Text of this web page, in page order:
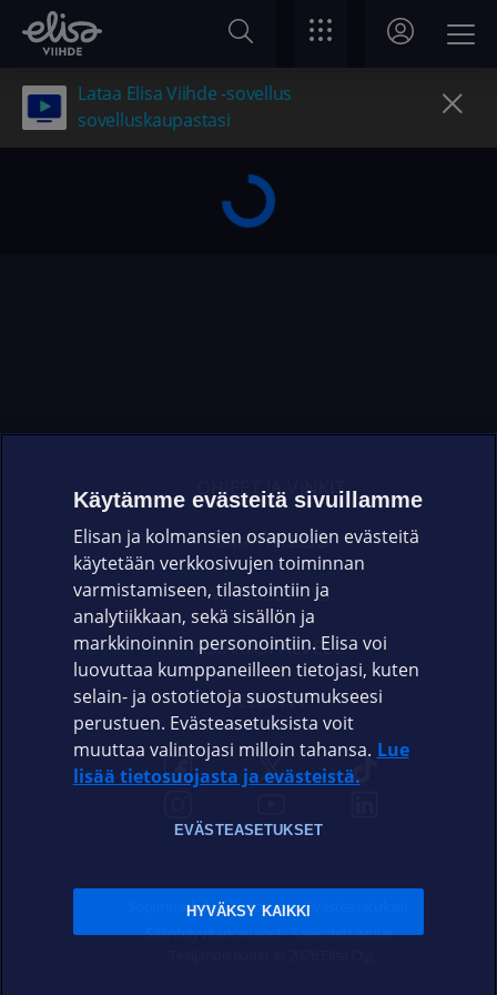
Lataa Elisa Viihde -sovellus
sovelluskaupastasi
OHJEET JA VINKIT
OMAYHTEISÖ
VIANSELVITYS
ASIAKASPALVELU
ELISA.FI
Sopimusehdot Tietosuoja Evästeasetukset
Sääntelyviranomaiset Saavutettavuus
Käytämme evästeitä sivuillamme
Elisan ja kolmansien osapuolien evästeitä
käytetään verkkosivujen toiminnan
varmistamiseen, tilastointiin ja
analytiikkaan, sekä sisällön ja
markkinoinnin personointiin. Elisa voi
luovuttaa kumppaneilleen tietojasi, kuten
selain- ja ostotietoja suostumukseesi
perustuen. Evästeasetuksista voit
muuttaa valintojasi milloin tahansa. Lue
lisää tietosuojasta ja evästeistä.
EVÄSTEASETUKSET
HYVÄKSY KAIKKI